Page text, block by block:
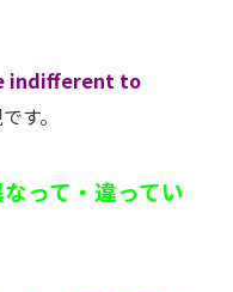
indifferent to
す。
って・違ってい